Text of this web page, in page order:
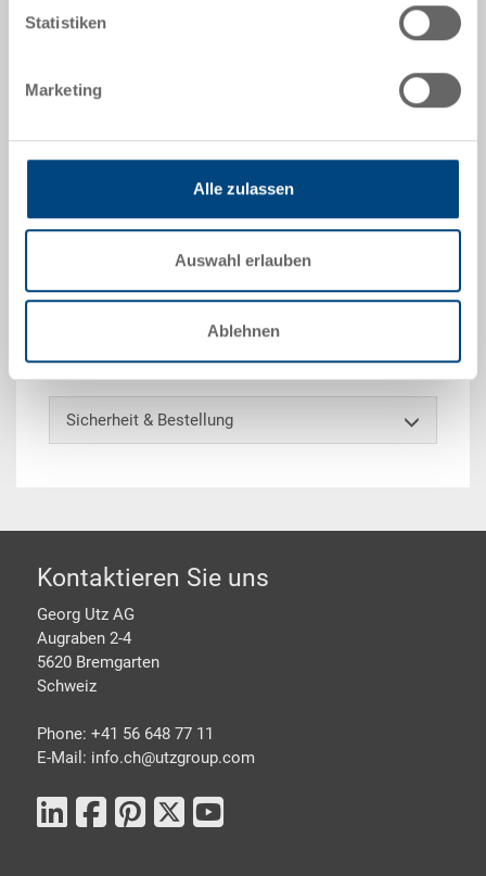
Statistiken
Marketing
Alle zulassen
Auswahl erlauben
Ablehnen
Angebot anfordern
Technische Daten
Gastronorm-Schale 1/1, PP, weiss, aussen
530x325x200 mm, 27.0 L
Optionales Zubehör
Sicherheit & Bestellung
Footer
Kontaktieren Sie uns
Georg Utz AG
Augraben 2-4
5620 Bremgarten
Schweiz
Phone: +41 56 648 77 11
E-Mail: info.ch@utzgroup.com